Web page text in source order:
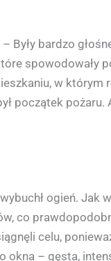
bardzo
spowodowały
w którym
początek pożaru.
ogień. Jak
co
celu,
okna – gęsta,